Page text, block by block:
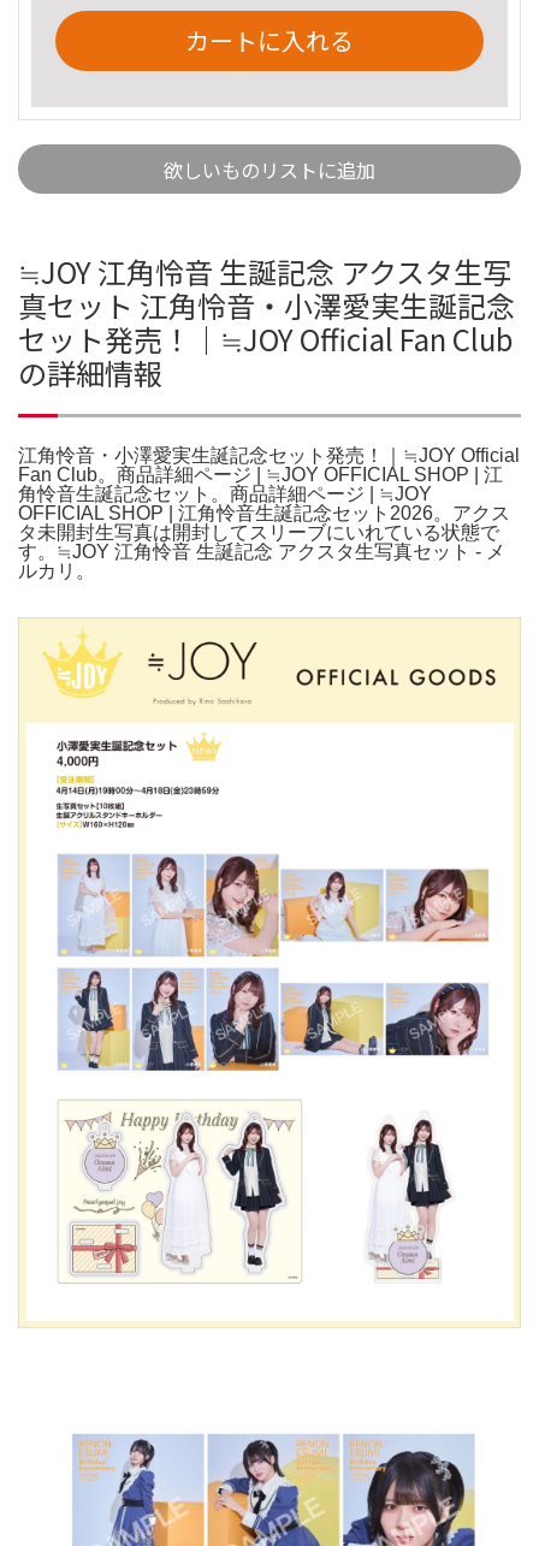
カートに入れる
欲しいものリストに追加
≒JOY 江角怜音 生誕記念 アクスタ生写
真セット 江角怜音・小澤愛実生誕記念
セット発売！｜≒JOY Official Fan Club
の詳細情報
江角怜音・小澤愛実生誕記念セット発売！｜≒JOY Official
Fan Club。商品詳細ページ | ≒JOY OFFICIAL SHOP | 江
角怜音生誕記念セット。商品詳細ページ | ≒JOY
OFFICIAL SHOP | 江角怜音生誕記念セット2026。アクス
タ未開封生写真は開封してスリーブにいれている状態で
す。≒JOY 江角怜音 生誕記念 アクスタ生写真セット - メ
ルカリ。